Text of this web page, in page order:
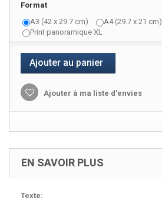
Format
A3 (42 x 29.7 cm)
A4 (29.7 x 21 cm)
Print panoramique XL
Ajouter au panier
Ajouter à ma liste d'envies
EN SAVOIR PLUS
Texte: